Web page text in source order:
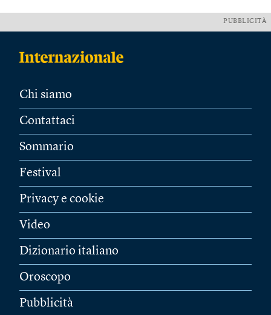
PUBBLICITÀ
Chi siamo
Contattaci
Sommario
Festival
Privacy e cookie
Video
Dizionario italiano
Oroscopo
Pubblicità